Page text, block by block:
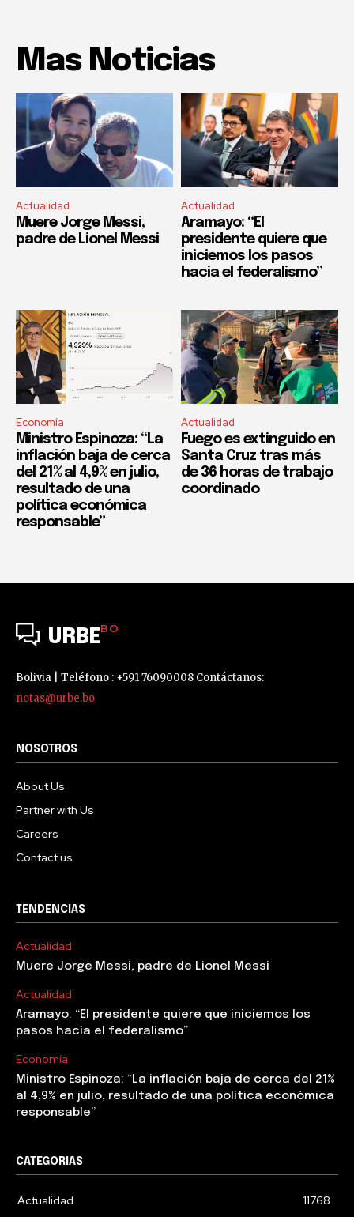
Mas Noticias
Actualidad
Muere Jorge Messi,
padre de Lionel Messi
Actualidad
Aramayo: “El
presidente quiere que
iniciemos los pasos
hacia el federalismo”
Economía
Ministro Espinoza: “La
inflación baja de cerca
del 21% al 4,9% en julio,
resultado de una
política económica
responsable”
Actualidad
Fuego es extinguido en
Santa Cruz tras más
de 36 horas de trabajo
coordinado
URBEBO
Bolivia | Teléfono : +591 76090008 Contáctanos:
notas@urbe.bo
NOSOTROS
About Us
Partner with Us
Careers
Contact us
TENDENCIAS
Actualidad
Muere Jorge Messi, padre de Lionel Messi
Actualidad
Aramayo: “El presidente quiere que iniciemos los
pasos hacia el federalismo”
Economía
Ministro Espinoza: “La inflación baja de cerca del 21%
al 4,9% en julio, resultado de una política económica
responsable”
CATEGORIAS
Actualidad 11768